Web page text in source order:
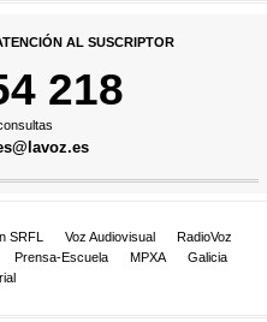
AL SUSCRIPTOR
218
SRFL Voz Audiovisual
RadioVoz
Prensa-Escuela MPXA
Galicia